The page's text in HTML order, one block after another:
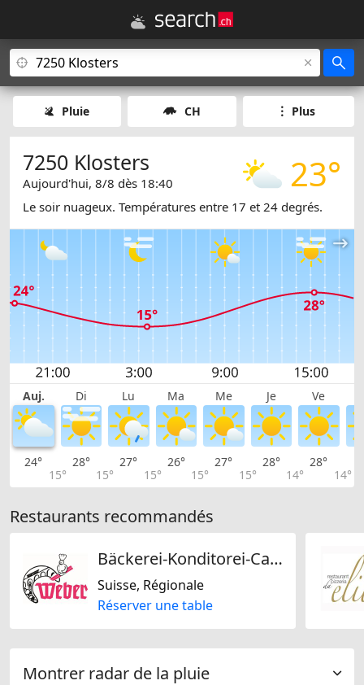
Pluie CH Plus
23°
7250 Klosters
Aujourd'hui, 8/8 dès 18:40
Le soir nuageux. Températures entre 17 et 24 degrés.
Auj. Di Lu Ma Me Je Ve
24°
15°
28°
15°
27°
15°
26°
15°
27°
15°
28°
14°
28°
14°
Restaurants recommandés
Bäckerei-Konditorei-Café Weber AG
Suisse, Régionale
Réserver une table
Montrer radar de la pluie